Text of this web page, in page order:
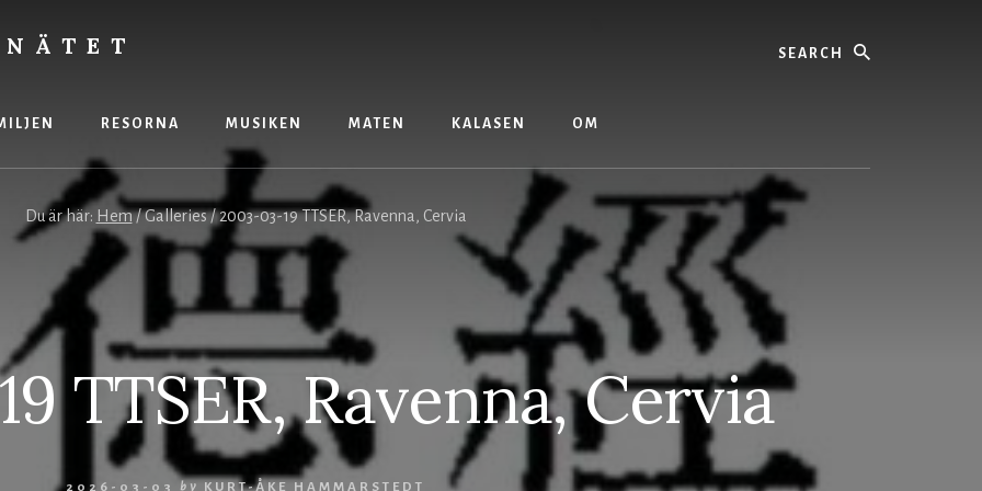
RESORNA MUSIKEN MATEN KALASEN OM
Du är här: Hem/Galleries/2003-03-19 TTSER, Ravenna, Cervia
TTSER, Ravenna, Cervia
2026-03-03 by KURT-ÅKE HAMMARSTEDT